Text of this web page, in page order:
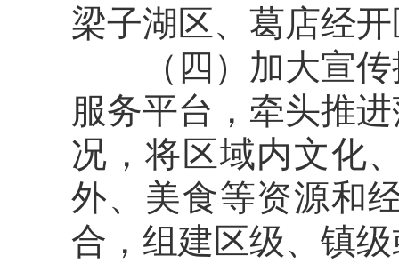
梁子湖区、葛店经
（四）加大宣
服务平台，牵头推
况，将区域内文化
外、美食等资源和
合，组建区级、镇